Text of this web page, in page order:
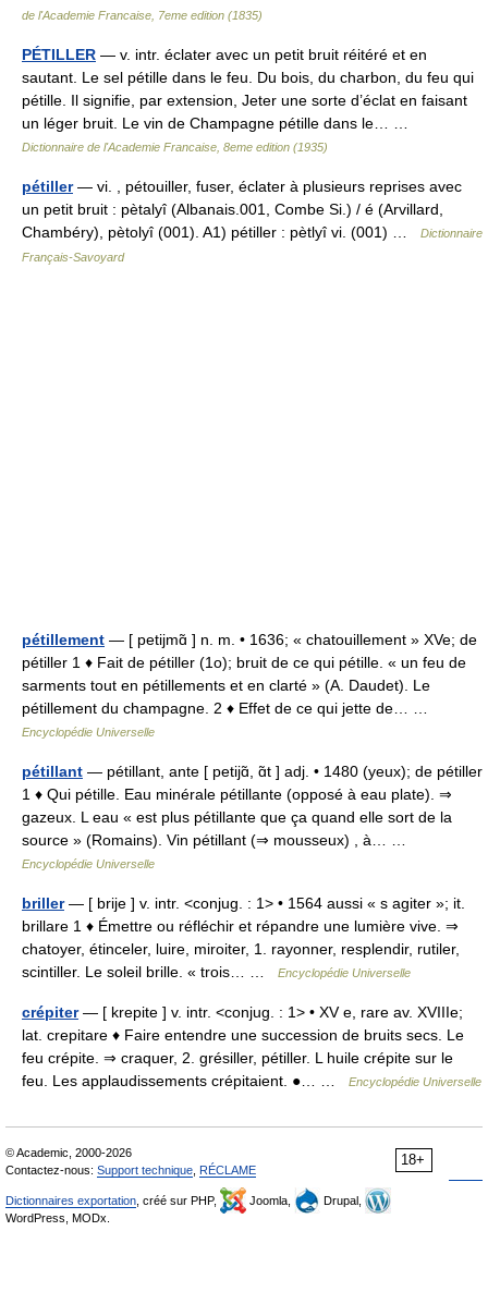
de l'Academie Francaise, 7eme edition (1835)
PÉTILLER — v. intr. éclater avec un petit bruit réitéré et en
sautant. Le sel pétille dans le feu. Du bois, du charbon, du feu qui
pétille. Il signifie, par extension, Jeter une sorte d’éclat en faisant
un léger bruit. Le vin de Champagne pétille dans le… …
Dictionnaire de l'Academie Francaise, 8eme edition (1935)
pétiller— vi. , pétouiller, fuser, éclater à plusieurs reprises avec
un petit bruit : pètalyî (Albanais.001, Combe Si.) / é (Arvillard,
Chambéry), pètolyî (001). A1) pétiller : pètlyî vi. (001) …
Dictionnaire
Français-Savoyard
pétillement — [ petijmɑ̃ ] n. m. • 1636; « chatouillement » XVe; de
pétiller 1 ♦ Fait de pétiller (1o); bruit de ce qui pétille. « un feu de
sarments tout en pétillements et en clarté » (A. Daudet). Le
pétillement du champagne. 2 ♦ Effet de ce qui jette de… …
Encyclopédie Universelle
pétillant — pétillant, ante [ petijɑ̃, ɑ̃t ] adj. • 1480 (yeux); de pétiller
1 ♦ Qui pétille. Eau minérale pétillante (opposé à eau plate). ⇒
gazeux. L eau « est plus pétillante que ça quand elle sort de la
source » (Romains). Vin pétillant (⇒ mousseux) , à… …
Encyclopédie Universelle
briller— [ brije ] v. intr. <conjug. : 1> • 1564 aussi « s agiter »; it.
brillare 1 ♦ Émettre ou réfléchir et répandre une lumière vive. ⇒
chatoyer, étinceler, luire, miroiter, 1. rayonner, resplendir, rutiler,
scintiller. Le soleil brille. « trois… …
Encyclopédie Universelle
crépiter— [ krepite ] v. intr. <conjug. : 1> • XV e, rare av. XVIIIe;
lat. crepitare ♦ Faire entendre une succession de bruits secs. Le
feu crépite. ⇒ craquer, 2. grésiller, pétiller. L huile crépite sur le
feu. Les applaudissements crépitaient. ●… …
Encyclopédie Universelle
18+
© Academic, 2000-2026
Contactez-nous: Support technique RÉCLAME
Dictionnaires exportation , créé sur PHP, Joomla,
Drupal,
WordPress, MODx.